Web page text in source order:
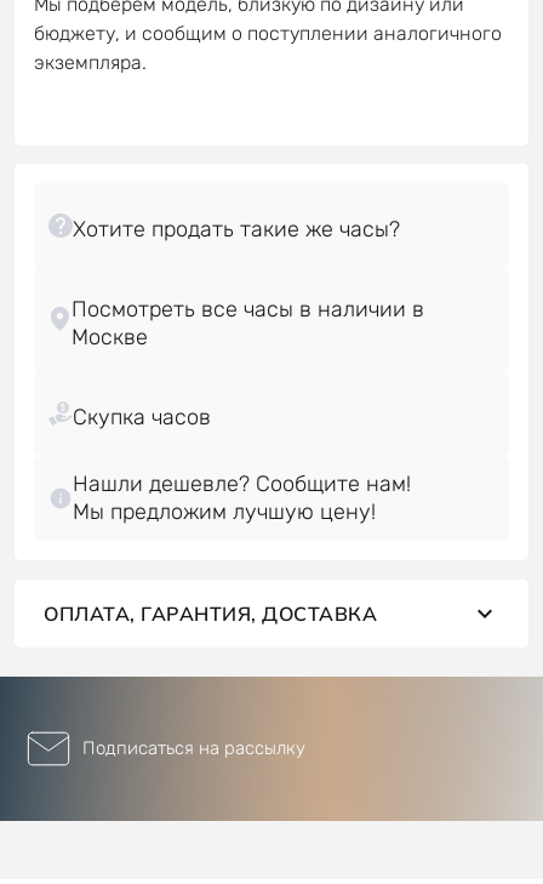
бюджету, и сообщим о поступлении аналогичного
экземпляра.
Посмотреть все часы в наличии в
Нашли дешевле? Сообщите нам!
Мы предложим лучшую цену!
ОПЛАТА, ГАРАНТИЯ, ДОСТАВКА
Подписаться на рассылку